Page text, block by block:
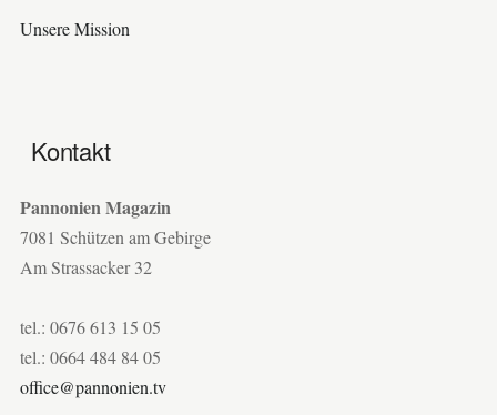
Unsere Mission
Kontakt
Pannonien Magazin
7081 Schützen am Gebirge
Am Strassacker 32
tel.: 0676 613 15 05
tel.: 0664 484 84 05
office@pannonien.tv